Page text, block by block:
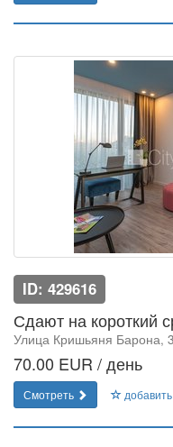
ID: 429616
Сдают на короткий
Улица Кришьяня Барона,
70.00 EUR / день
Смотреть